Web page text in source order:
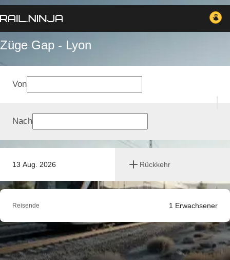
Züge Gap - Lyon
13 Aug. 2026 Rückkehr
Von
Nach
Reisende 1 Erwachsener